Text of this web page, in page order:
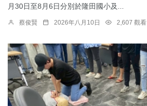
月30日至8月6日分別於隆田國小及...
蔡俊賢 2026年八月10日 2,607 觀看